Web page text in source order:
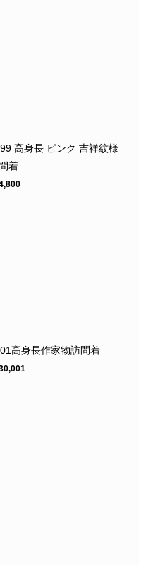
高身長 ピンク 吉祥紋様
着
高身長作家物訪問着